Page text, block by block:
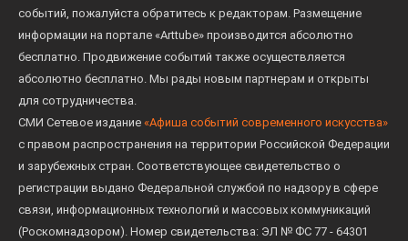
событий, пожалуйста обратитесь к редакторам. Размещение
информации на портале «Arttube» производится абсолютно
бесплатно. Продвижение событий также осуществляется
абсолютно бесплатно. Мы рады новым партнерам и открыты
для сотрудничества.
СМИ Сетевое издание «Афиша событий современного искусства»
с правом распространения на территории Российской Федерации
и зарубежных стран. Соответствующее свидетельство о
регистрации выдано Федеральной службой по надзору в сфере
связи, информационных технологий и массовых коммуникаций
(Роскомнадзором). Номер свидетельства: ЭЛ № ФС 77 - 64301